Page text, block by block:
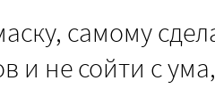
самому
и не сойти с